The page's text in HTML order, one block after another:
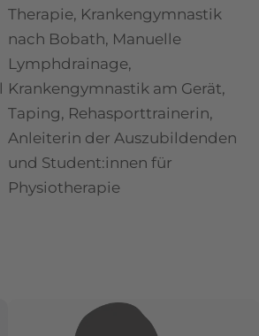
Therapie, Krankengymnastik
nach Bobath, Manuelle
Lymphdrainage,
Krankengymnastik am Gerät,
Taping, Rehasporttrainerin,
Anleiterin der Auszubildenden
und Student:innen für
Physiotherapie